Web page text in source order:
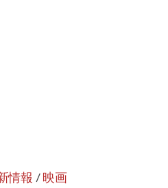
情報/映画